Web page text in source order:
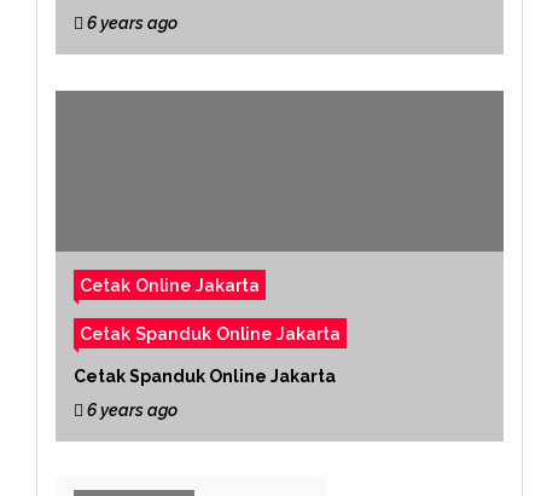
6 years ago
Cetak Online Jakarta
Cetak Spanduk Online Jakarta
Cetak Spanduk Online Jakarta
6 years ago